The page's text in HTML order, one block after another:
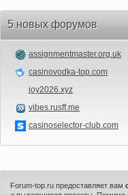
5 новых форумов
assignmentmaster.org.uk
casinovodka-top.com
joy2026.xyz
vibes.rusff.me
casinoselector-club.com
Forum-top.ru предоставляет вам